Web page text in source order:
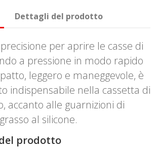
Dettagli del prodotto
per aprire le casse di
a pressione in modo rapido
leggero e maneggevole, è
indispensabile nella cassetta di
accanto alle guarnizioni di
al silicone.
prodotto